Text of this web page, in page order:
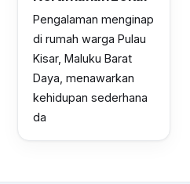
Pengalaman menginap
di rumah warga Pulau
Kisar, Maluku Barat
Daya, menawarkan
kehidupan sederhana
da